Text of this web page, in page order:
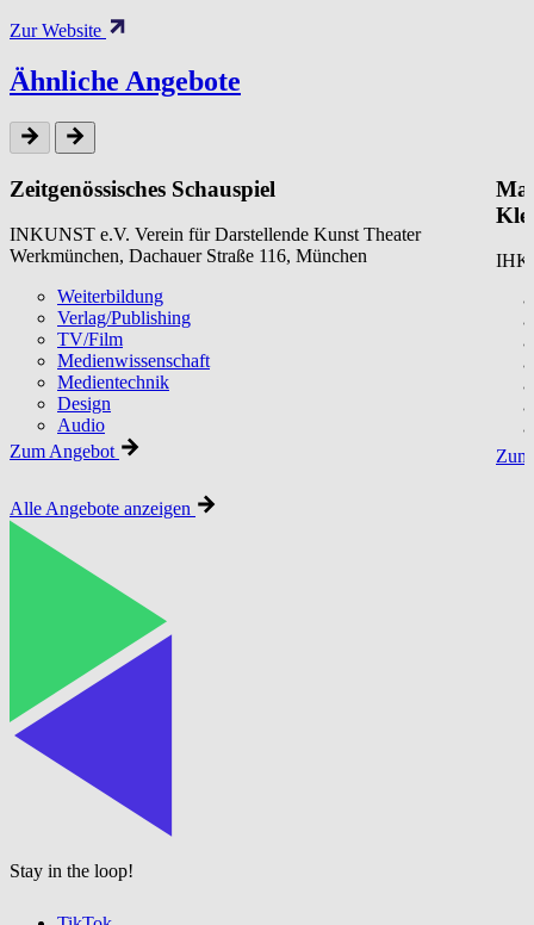
Zur Website
Ähnliche Angebote
Zeitgenössisches Schauspiel
INKUNST e.V. Verein für Darstellende Kunst Theater
Werkmünchen, Dachauer Straße 116, München
Weiterbildung
Verlag/Publishing
TV/Film
Medienwissenschaft
Medientechnik
Design
Audio
Zum Angebot
IHK
Alle Angebote anzeigen
Stay in the loop!